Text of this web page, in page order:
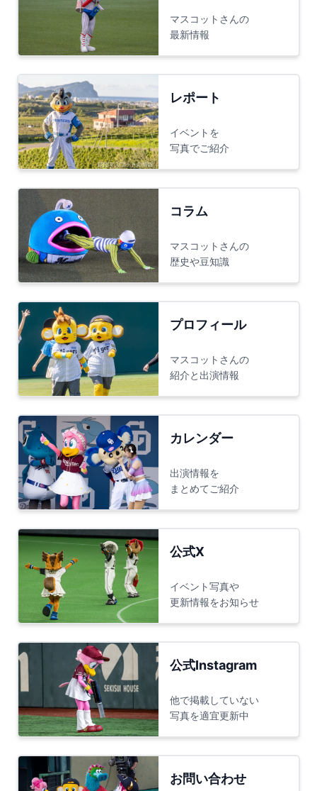
マスコットさんの
最新情報
レポート
イベントを
写真でご紹介
コラム
マスコットさんの
歴史や豆知識
プロフィール
マスコットさんの
紹介と出演情報
カレンダー
出演情報を
まとめてご紹介
公式X
イベント写真や
更新情報をお知らせ
公式Instagram
他で掲載していない
写真を適宜更新中
お問い合わせ